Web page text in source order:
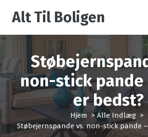
e
e
i
n
d
h
Alt Til Boligen
non-stick pande
er bedst?
Hjem > Alle Indlæg >
Støbejernspande vs. non-stick pande